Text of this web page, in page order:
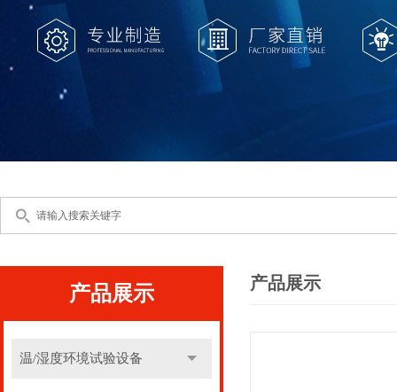
产品展示
温/湿度环境试验设备
产品展示